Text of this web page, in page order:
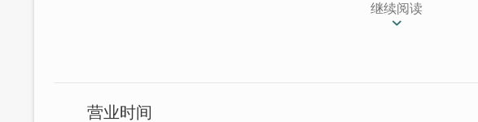
位於西方社区的合成糕饼店是小金门家喻户晓的饼舖，如今
继续阅读
营业时间